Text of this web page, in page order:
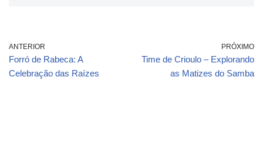
ANTERIOR
Forró de Rabeca: A
Celebração das Raízes
PRÓXIMO
Time de Crioulo – Explorando
as Matizes do Samba